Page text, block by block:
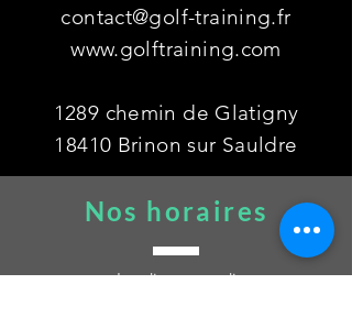
contact@golf-training.fr
www.golftraining.com
1289 chemin de Glatigny
18410 Brinon sur Sauldre
Nos horaires
Lundi au samedi